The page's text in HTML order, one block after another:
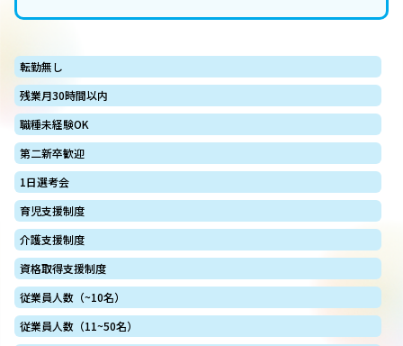
転勤無し
残業月30時間以内
職種未経験OK
第二新卒歓迎
1日選考会
育児支援制度
介護支援制度
資格取得支援制度
従業員人数（~10名）
従業員人数（11~50名）